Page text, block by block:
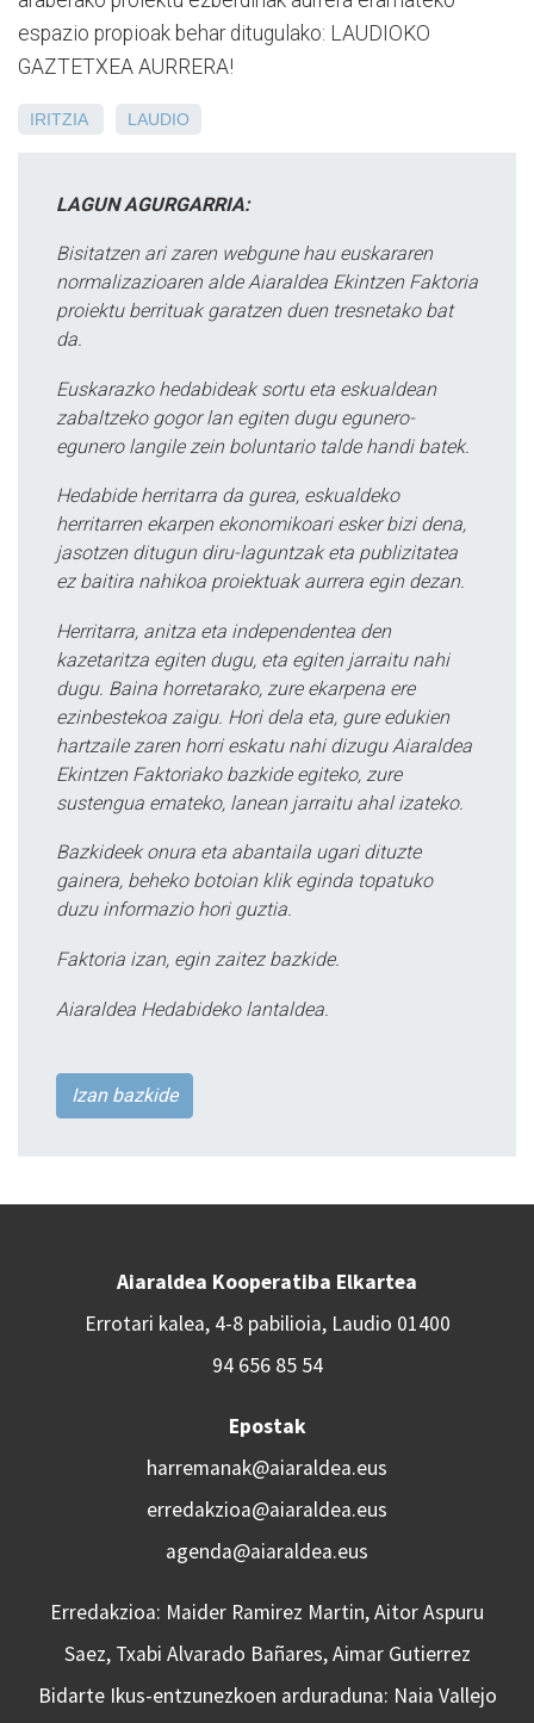
espazio propioak behar ditugulako: LAUDIOKO
GAZTETXEA AURRERA!
IRITZIA LAUDIO
LAGUN AGURGARRIA:
Bisitatzen ari zaren webgune hau euskararen
normalizazioaren alde Aiaraldea Ekintzen Faktoria
proiektu berrituak garatzen duen tresnetako bat
da.
Euskarazko hedabideak sortu eta eskualdean
zabaltzeko gogor lan egiten dugu egunero-
egunero langile zein boluntario talde handi batek.
Hedabide herritarra da gurea, eskualdeko
herritarren ekarpen ekonomikoari esker bizi dena,
jasotzen ditugun diru-laguntzak eta publizitatea
ez baitira nahikoa proiektuak aurrera egin dezan.
Herritarra, anitza eta independentea den
kazetaritza egiten dugu, eta egiten jarraitu nahi
dugu. Baina horretarako, zure ekarpena ere
ezinbestekoa zaigu. Hori dela eta, gure edukien
hartzaile zaren horri eskatu nahi dizugu Aiaraldea
Ekintzen Faktoriako bazkide egiteko, zure
sustengua emateko, lanean jarraitu ahal izateko.
Bazkideek onura eta abantaila ugari dituzte
gainera, beheko botoian klik eginda topatuko
duzu informazio hori guztia.
Faktoria izan, egin zaitez bazkide.
Aiaraldea Hedabideko lantaldea.
Izan bazkide
Aiaraldea Kooperatiba Elkartea
Errotari kalea, 4-8 pabilioia, Laudio 01400
94 656 85 54
Epostak
harremanak@aiaraldea.eus
erredakzioa@aiaraldea.eus
agenda@aiaraldea.eus
Erredakzioa: Maider Ramirez Martin, Aitor Aspuru
Saez, Txabi Alvarado Bañares, Aimar Gutierrez
Bidarte Ikus-entzunezkoen arduraduna: Naia Vallejo